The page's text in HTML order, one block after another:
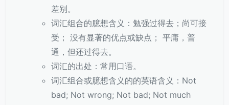
差别。
词汇组合的臆想含义：勉强过得去；尚可接
受； 没有显著的优点或缺点； 平庸，普
通，但还过得去。
词汇的出处：常用口语。
词汇组合或臆想含义的的英语含义：Not
bad; Not wrong; Not bad; Not much